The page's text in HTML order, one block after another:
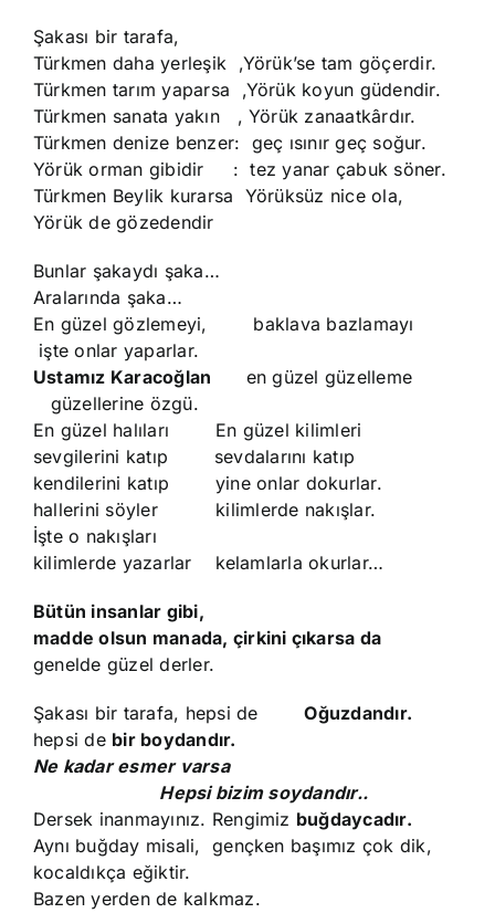
Şakası bir tarafa,
Türkmen daha yerleşik ,Yörük’se tam göçerdir.
Türkmen tarım yaparsa ,Yörük koyun güdendir.
Türkmen sanata yakın , Yörük zanaatkârdır.
Türkmen denize benzer: geç ısınır geç soğur.
Yörük orman gibidir : tez yanar çabuk söner.
Türkmen Beylik kurarsa Yörüksüz nice ola,
Yörük de gözedendir
Bunlar şakaydı şaka…
Aralarında şaka…
En güzel gözlemeyi, baklava bazlamayı
işte onlar yaparlar.
Ustamız Karacoğlan en güzel güzelleme
güzellerine özgü.
En güzel halıları En güzel kilimleri
sevgilerini katıp sevdalarını katıp
kendilerini katıp yine onlar dokurlar.
hallerini söyler kilimlerde nakışlar.
İşte o nakışları
kilimlerde yazarlar kelamlarla okurlar…
Bütün insanlar gibi,
madde olsun manada, çirkini çıkarsa da
genelde güzel derler.
Şakası bir tarafa, hepsi deOğuzdandır.
hepsi de bir boydandır.
Ne kadar esmer varsa
Hepsi bizim soydandır..
Dersek inanmayınız. Rengimiz buğdaycadır.
Aynı buğday misali, gençken başımız çok dik,
kocaldıkça eğiktir.
Bazen yerden de kalkmaz.